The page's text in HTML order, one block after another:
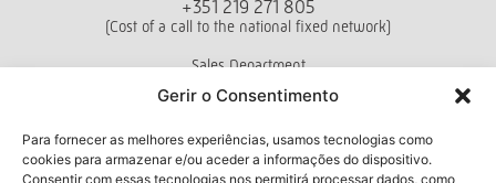
Gerir o Consentimento
Para fornecer as melhores experiências, usamos tecnologias como
cookies para armazenar e/ou aceder a informações do dispositivo.
Consentir com essas tecnologias nos permitirá processar dados, como
+351 219 271 805
(Cost of a call to the national fixed network)
Sales Department
Terms and conditions Privacy Policy Livro de Reclamações